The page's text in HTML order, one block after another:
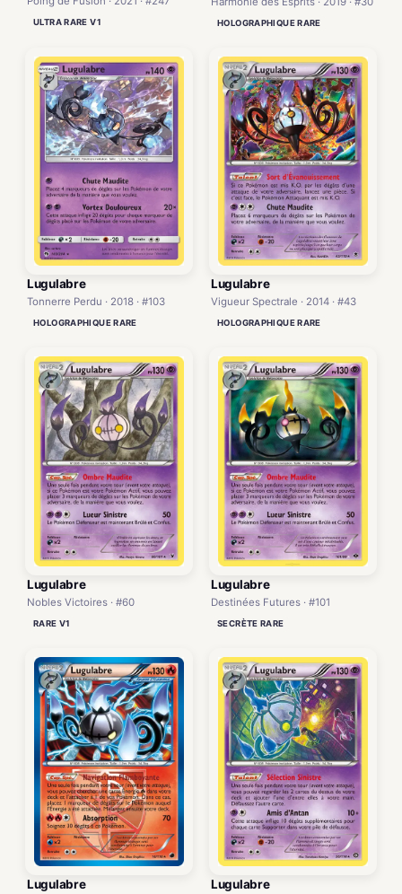
ULTRA RARE V1 HOLOGRAPHIQUE RARE
Lugulabre
Tonnerre Perdu · 2018 · #103
HOLOGRAPHIQUE RARE
Lugulabre
Vigueur Spectrale · 2014 · #43
HOLOGRAPHIQUE RARE
Lugulabre
Nobles Victoires · #60
RARE V1
Lugulabre
Destinées Futures · #101
SECRÈTE RARE
Lugulabre Lugulabre